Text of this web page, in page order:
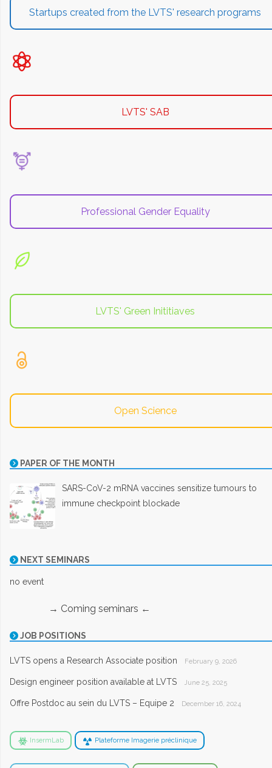
Startups created from the LVTS' research programs
LVTS' SAB
Professional Gender Equality
LVTS' Green Inititiaves
Open Science
PAPER OF THE MONTH
SARS-CoV-2 mRNA vaccines sensitize tumours to
immune checkpoint blockade
NEXT SEMINARS
no event
→ Coming seminars ←
JOB POSITIONS
LVTS opens a Research Associate position February 9, 2026
Design engineer position available at LVTS June 25, 2025
Offre Postdoc au sein du LVTS – Equipe 2 December 16, 2024
InsermLab Plateforme Imagerie préclinique